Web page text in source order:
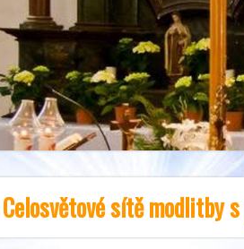
sítě modlitby